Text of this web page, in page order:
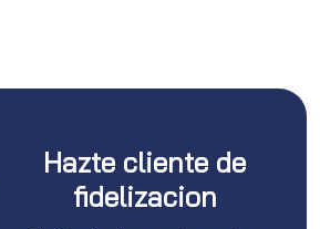
Hazte cliente de
fidelizacion